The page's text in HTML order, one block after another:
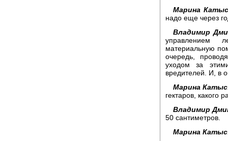
Марина
надо еще через
Владимир
управлением
материальную
очередь,
уходом за
вредителей. И, в
Марина
гектаров, какого
Владимир
50 сантиметров.
Марина